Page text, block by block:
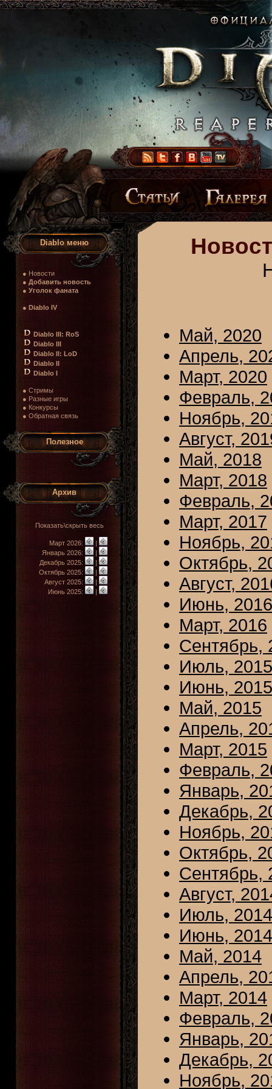
Diablo меню
● Новости
● Добавить новость
● Уголок фаната
● Diablo IV
Diablo III: RoS
Diablo III
Diablo II: LoD
Diablo II
Diablo I
● Стримы
● Разные игры
● Конкурсы
● Обратная связь
Полезное
Архив
Показать\скрыть весь
Март 2026:
|
Январь 2026:
|
Декабрь 2025:
|
Октябрь 2025:
|
Август 2025:
|
Июнь 2025:
|
Май, 2020
Апрель,
Март, 2020
Февраль,
Ноябрь,
Август,
Май, 2018
Март, 2018
Февраль,
Март, 2017
Ноябрь,
Октябрь,
Август,
Июнь, 2016
Март, 2016
Сентябрь,
Июль, 2015
Июнь, 2015
Май, 2015
Апрель,
Март, 2015
Февраль,
Январь,
Декабрь,
Ноябрь,
Октябрь,
Сентябрь,
Август,
Июль, 2014
Июнь, 2014
Май, 2014
Апрель,
Март, 2014
Февраль,
Январь,
Декабрь,
Ноябрь,